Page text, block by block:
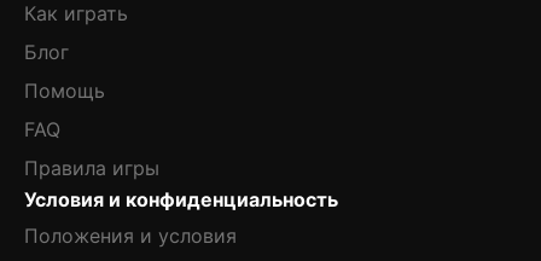
Как играть
Блог
Помощь
FAQ
Правила игры
Условия и конфиденциальность
Положения и условия